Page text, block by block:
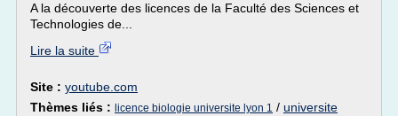
A la découverte des licences de la Faculté des Sciences et
Technologies de...
Lire la suite
Site : youtube.com
Thèmes liés : licence biologie universite lyon 1 / universite